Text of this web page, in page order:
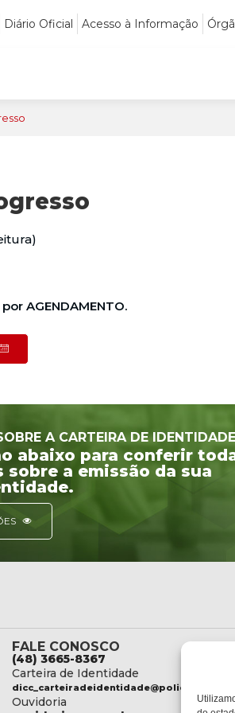
Diário Oficial Acesso à Informação
AGENDAMENTO.
A CARTEIRA DE
abaixo para conferir
a emissão da sua
FALE CONOSCO
(48) 3665-8367
Carteira de Identidade
Ouvidoria